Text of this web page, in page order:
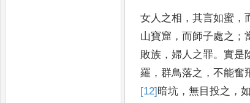
女人之相 ， 其言如蜜 ，
山寶窟 ， 而師子處之 ；
敗族 ， 婦人之罪。 實是
羅 ， 群鳥落之 ， 不能奮
[12] 暗坑 ， 無目投之 ，